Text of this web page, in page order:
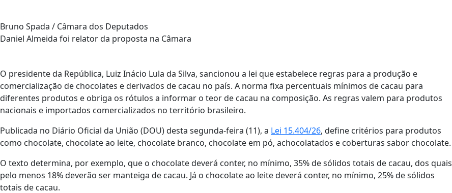
Bruno Spada / Câmara dos Deputados
Daniel Almeida foi relator da proposta na Câmara
O presidente da República, Luiz Inácio Lula da Silva, sancionou a lei que estabelece regras para a produção e
comercialização de chocolates e derivados de cacau no país. A norma fixa percentuais mínimos de cacau para
diferentes produtos e obriga os rótulos a informar o teor de cacau na composição. As regras valem para produtos
nacionais e importados comercializados no território brasileiro.
Publicada no Diário Oficial da União (DOU) desta segunda-feira (11), a Lei 15.404/26, define critérios para produtos
como chocolate, chocolate ao leite, chocolate branco, chocolate em pó, achocolatados e coberturas sabor chocolate.
O texto determina, por exemplo, que o chocolate deverá conter, no mínimo, 35% de sólidos totais de cacau, dos quais
pelo menos 18% deverão ser manteiga de cacau. Já o chocolate ao leite deverá conter, no mínimo, 25% de sólidos
totais de cacau.